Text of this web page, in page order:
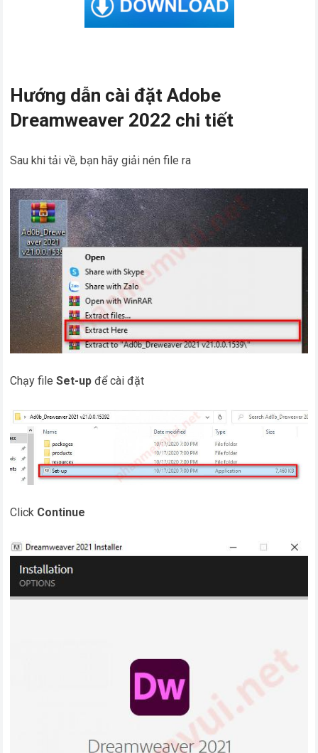
Hướng dẫn cài đặt Adobe
Dreamweaver 2022 chi tiết
Sau khi tải về, bạn hãy giải nén file ra
Chạy fileSet-up để cài đặt
Click Continue